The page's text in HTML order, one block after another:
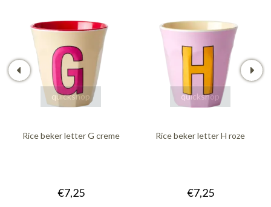
quickshop
Rice beker letter G creme
€7,25
quickshop
Rice beker letter H roze
€7,25